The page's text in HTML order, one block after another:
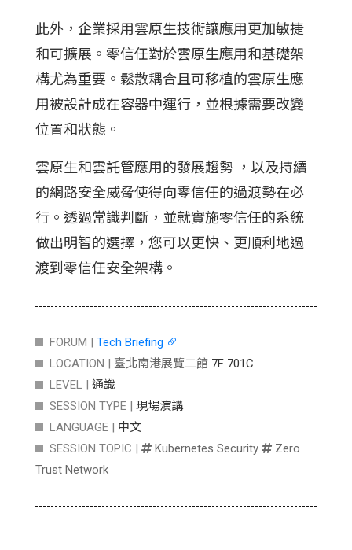
此外，企業採用雲原生技術讓應用更加敏捷
和可擴展。零信任對於雲原生應用和基礎架
構尤為重要。鬆散耦合且可移植的雲原生應
用被設計成在容器中運行，並根據需要改變
位置和狀態。
雲原生和雲託管應用的發展趨勢 ，以及持續
的網路安全威脅使得向零信任的過渡勢在必
行。透過常識判斷，並就實施零信任的系統
做出明智的選擇，您可以更快、更順利地過
渡到零信任安全架構。
FORUM | Tech Briefing
LOCATION | 臺北南港展覽二館 7F 701C
LEVEL | 通識
SESSION TYPE | 現場演講
LANGUAGE | 中文
SESSION TOPIC |
Kubernetes Security
Zero
Trust Network